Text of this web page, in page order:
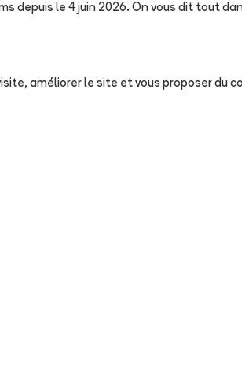
depuis le 4 juin 2026. On vous dit tout
améliorer le site et vous proposer